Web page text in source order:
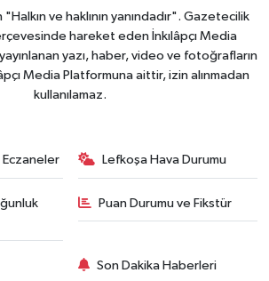
"Halkın ve haklının yanındadır". Gazetecilik
hareket eden İnkılâpçı Media
yazı, haber, video ve fotoğrafların
Media Platformuna aittir, izin alınmadan
kullanılamaz.
Lefkoşa Hava Durumu
Puan Durumu ve Fikstür
Son Dakika Haberleri